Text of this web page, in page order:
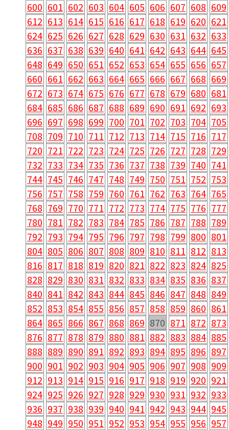
600 601 602 603 604 605 606 607 608 609
612 613 614 615 616 617 618 619 620 621
624 625 626 627 628 629 630 631 632 633
636 637 638 639 640 641 642 643 644 645
648 649 650 651 652 653 654 655 656 657
660 661 662 663 664 665 666 667 668 669
672 673 674 675 676 677 678 679 680 681
684 685 686 687 688 689 690 691 692 693
696 697 698 699 700 701 702 703 704 705
708 709 710 711 712 713 714 715 716 717
720 721 722 723 724 725 726 727 728 729
732 733 734 735 736 737 738 739 740 741
744 745 746 747 748 749 750 751 752 753
756 757 758 759 760 761 762 763 764 765
768 769 770 771 772 773 774 775 776 777
780 781 782 783 784 785 786 787 788 789
792 793 794 795 796 797 798 799 800 801
804 805 806 807 808 809 810 811 812 813
816 817 818 819 820 821 822 823 824 825
828 829 830 831 832 833 834 835 836 837
840 841 842 843 844 845 846 847 848 849
852 853 854 855 856 857 858 859 860 861
864 865 866 867 868 869 870 871 872 873
876 877 878 879 880 881 882 883 884 885
888 889 890 891 892 893 894 895 896 897
900 901 902 903 904 905 906 907 908 909
912 913 914 915 916 917 918 919 920 921
924 925 926 927 928 929 930 931 932 933
936 937 938 939 940 941 942 943 944 945
948 949 950 951 952 953 954 955 956 957